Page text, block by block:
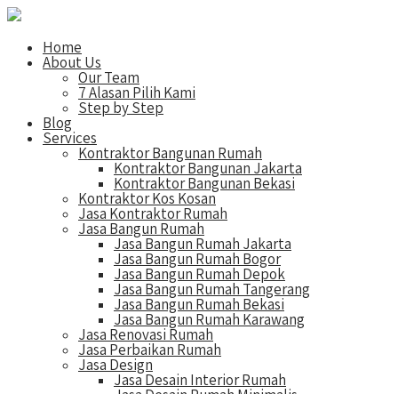
Home
About Us
Our Team
7 Alasan Pilih Kami
Step by Step
Blog
Services
Kontraktor Bangunan Rumah
Kontraktor Bangunan Jakarta
Kontraktor Bangunan Bekasi
Kontraktor Kos Kosan
Jasa Kontraktor Rumah
Jasa Bangun Rumah
Jasa Bangun Rumah Jakarta
Jasa Bangun Rumah Bogor
Jasa Bangun Rumah Depok
Jasa Bangun Rumah Tangerang
Jasa Bangun Rumah Bekasi
Jasa Bangun Rumah Karawang
Jasa Renovasi Rumah
Jasa Perbaikan Rumah
Jasa Design
Jasa Desain Interior Rumah